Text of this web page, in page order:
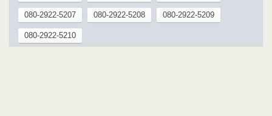
080-2922-5207 080-2922-5208 080-2922-5209
080-2922-5210